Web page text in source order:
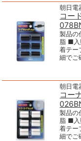
朝日電
コー
製品の
脂 ■入
着テー
細でご
朝日電
コー
製品の
脂 ■入
着テー
細でご